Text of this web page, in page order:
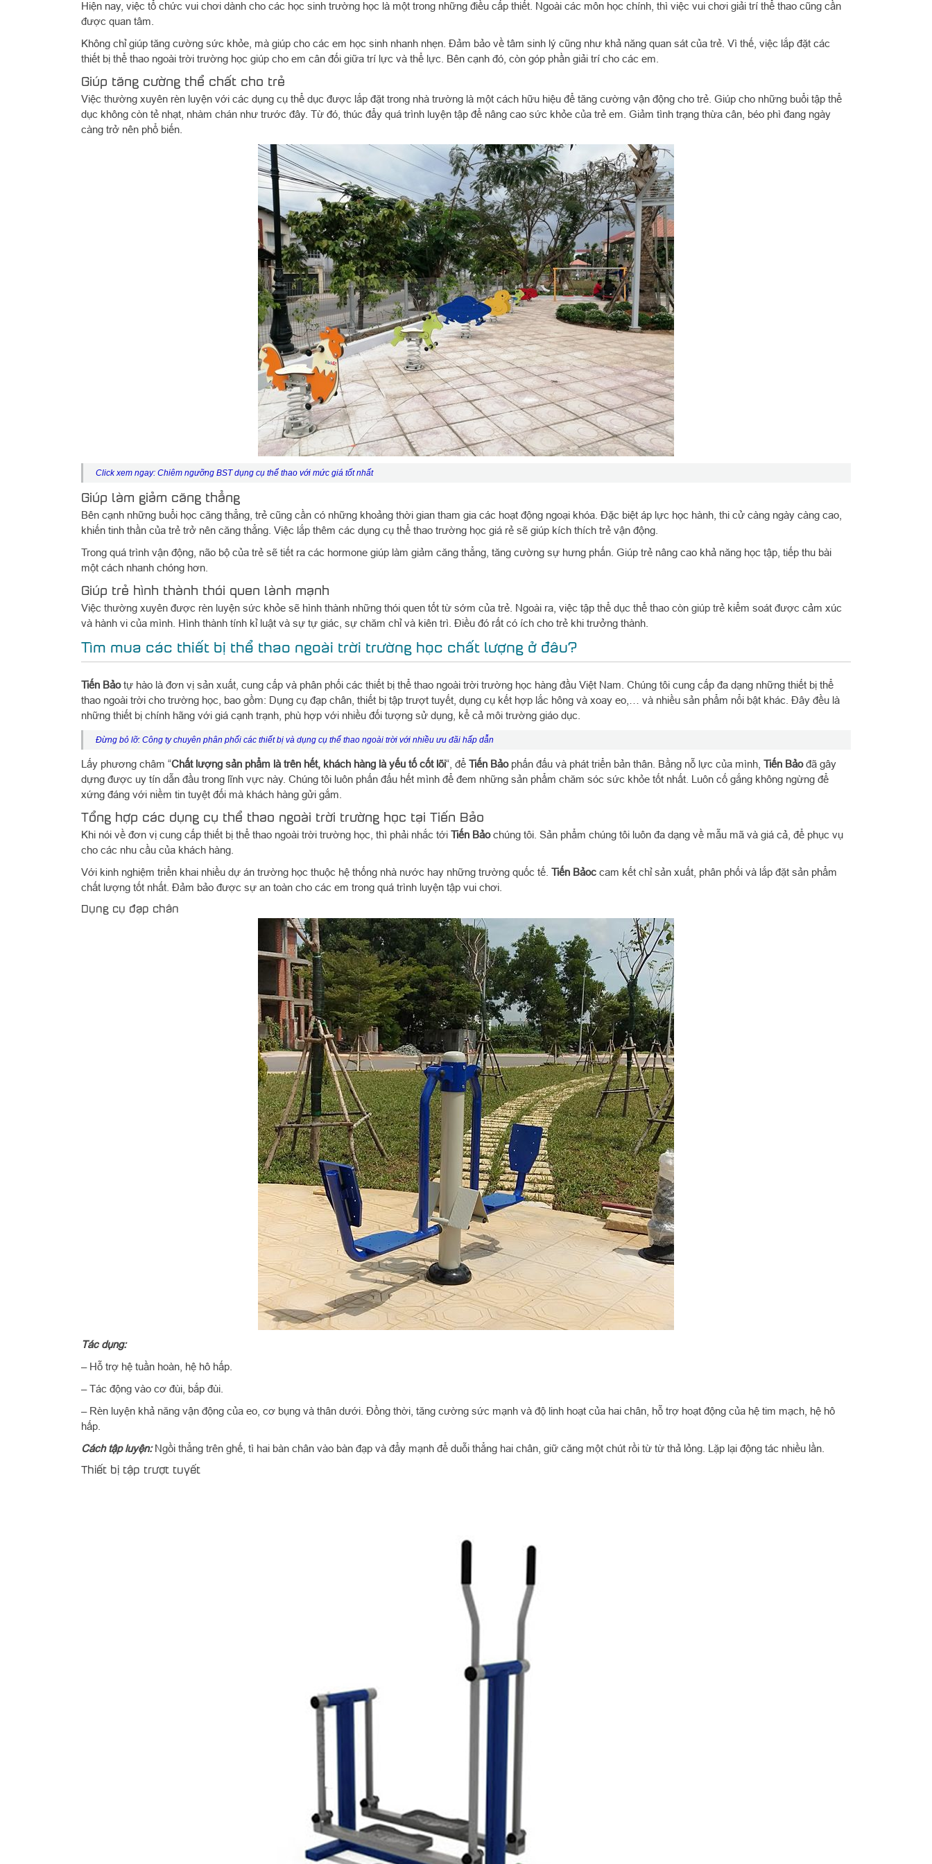
Hiện nay, việc tổ chức vui chơi dành cho các học sinh trường học là một trong những điều cấp thiết. Ngoài các môn học chính, thì việc vui chơi giải trí thể thao cũng cần
được quan tâm.
Không chỉ giúp tăng cường sức khỏe, mà giúp cho các em học sinh nhanh nhẹn. Đảm bảo về tâm sinh lý cũng như khả năng quan sát của trẻ. Vì thế, việc lắp đặt các
thiết bị thể thao ngoài trời trường học giúp cho em cân đối giữa trí lực và thể lực. Bên cạnh đó, còn góp phần giải trí cho các em.
Giúp tăng cường thể chất cho trẻ
Việc thường xuyên rèn luyện với các dụng cụ thể dục được lắp đặt trong nhà trường là một cách hữu hiệu để tăng cường vận động cho trẻ. Giúp cho những buổi tập thể
dục không còn tẻ nhạt, nhàm chán như trước đây. Từ đó, thúc đẩy quá trình luyện tập để nâng cao sức khỏe của trẻ em. Giảm tình trạng thừa cân, béo phì đang ngày
càng trở nên phổ biến.
Click xem ngay: Chiêm ngưỡng BST dụng cụ thể thao với mức giá tốt nhất
Giúp làm giảm căng thẳng
Bên cạnh những buổi học căng thẳng, trẻ cũng cần có những khoảng thời gian tham gia các hoạt động ngoại khóa. Đặc biệt áp lực học hành, thi cử càng ngày càng cao,
khiến tinh thần của trẻ trở nên căng thẳng. Việc lắp thêm các dụng cụ thể thao trường học giá rẻ sẽ giúp kích thích trẻ vận động.
Trong quá trình vận động, não bộ của trẻ sẽ tiết ra các hormone giúp làm giảm căng thẳng, tăng cường sự hưng phấn. Giúp trẻ nâng cao khả năng học tập, tiếp thu bài
một cách nhanh chóng hơn.
Giúp trẻ hình thành thói quen lành mạnh
Việc thường xuyên được rèn luyện sức khỏe sẽ hình thành những thói quen tốt từ sớm của trẻ. Ngoài ra, việc tập thể dục thể thao còn giúp trẻ kiểm soát được cảm xúc
và hành vi của mình. Hình thành tính kỉ luật và sự tự giác, sự chăm chỉ và kiên trì. Điều đó rất có ích cho trẻ khi trưởng thành.
Tìm mua các thiết bị thể thao ngoài trời trường học chất lượng ở đâu?
Tiến Bảotự hào là đơn vị sản xuất, cung cấp và phân phối các thiết bị thể thao ngoài trời trường học hàng đầu Việt Nam. Chúng tôi cung cấp đa dạng những thiết bị thể
thao ngoài trời cho trường học, bao gồm: Dụng cụ đạp chân, thiết bị tập trượt tuyết, dụng cụ kết hợp lắc hông và xoay eo,… và nhiều sản phẩm nổi bật khác. Đây đều là
những thiết bị chính hãng với giá cạnh trạnh, phù hợp với nhiều đối tượng sử dụng, kể cả môi trường giáo dục.
Đừng bỏ lỡ: Công ty chuyên phân phối các thiết bị và dụng cụ thể thao ngoài trời với nhiều ưu đãi hấp dẫn
Lấy phương châm “Chất lượng sản phẩm là trên hết, khách hàng là yếu tố cốt lõi“, để Tiến Bảophấn đấu và phát triển bản thân. Bằng nỗ lực của mình, Tiến Bảođã gây
dựng được uy tín dẫn đầu trong lĩnh vực này. Chúng tôi luôn phấn đấu hết mình để đem những sản phẩm chăm sóc sức khỏe tốt nhất. Luôn cố gắng không ngừng để
xứng đáng với niềm tin tuyệt đối mà khách hàng gửi gắm.
Tổng hợp các dụng cụ thể thao ngoài trời trường học tại Tiến Bảo
Khi nói về đơn vị cung cấp thiết bị thể thao ngoài trời trường học, thì phải nhắc tới Tiến Bảochúng tôi. Sản phẩm chúng tôi luôn đa dạng về mẫu mã và giá cả, để phục vụ
cho các nhu cầu của khách hàng.
Với kinh nghiệm triển khai nhiều dự án trường học thuộc hệ thống nhà nước hay những trường quốc tế. Tiến Bảoc cam kết chỉ sản xuất, phân phối và lắp đặt sản phẩm
chất lượng tốt nhất. Đảm bảo được sự an toàn cho các em trong quá trình luyện tập vui chơi.
Dụng cụ đạp chân
Tác dụng:
– Hỗ trợ hệ tuần hoàn, hệ hô hấp.
– Tác động vào cơ đùi, bắp đùi.
– Rèn luyện khả năng vận động của eo, cơ bụng và thân dưới. Đồng thời, tăng cường sức mạnh và độ linh hoạt của hai chân, hỗ trợ hoạt động của hệ tim mạch, hệ hô
hấp.
Cách tập luyện:Ngồi thẳng trên ghế, tì hai bàn chân vào bàn đạp và đẩy mạnh để duỗi thẳng hai chân, giữ căng một chút rồi từ từ thả lỏng. Lặp lại động tác nhiều lần.
Thiết bị tập trượt tuyết